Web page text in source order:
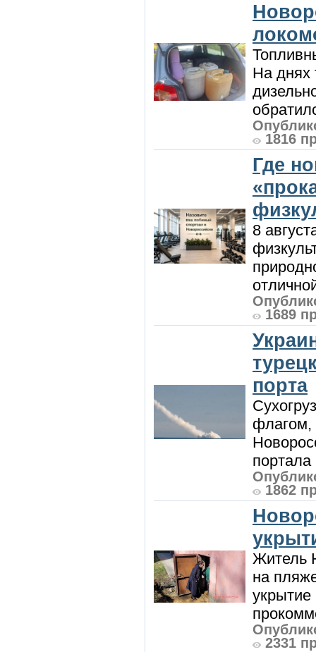
На днях
1816
Где
8
1689
порта
флагом,
1862
Житель
на
2331